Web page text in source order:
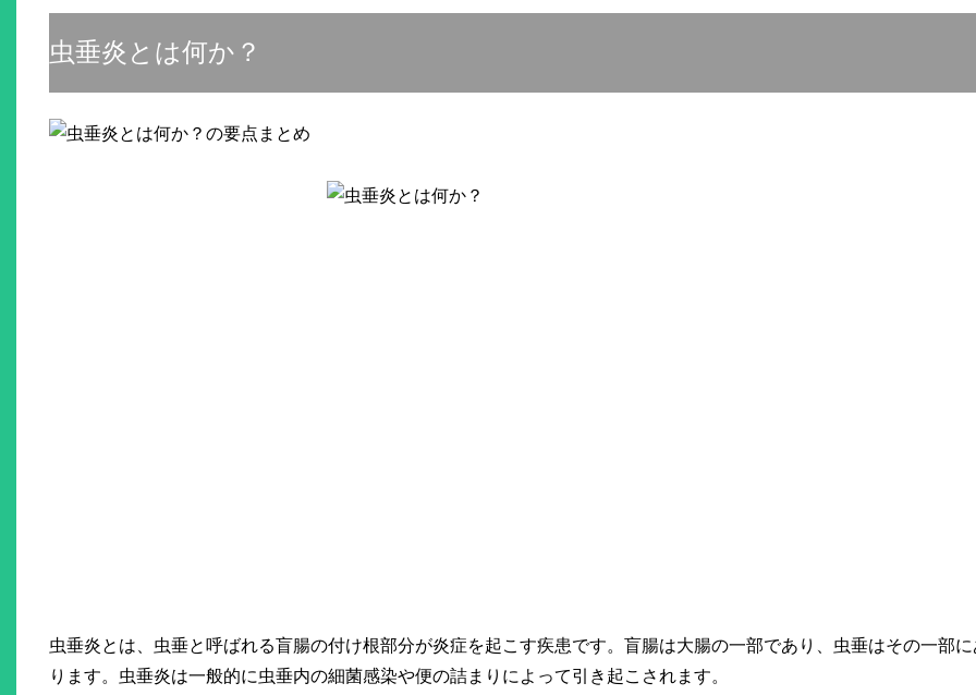
虫垂炎とは何か？
虫垂炎とは、虫垂と呼ばれる盲腸の付け根部分が炎症を起こす疾患です。盲腸は大腸の一部であり、虫垂はその一部に
ります。虫垂炎は一般的に虫垂内の細菌感染や便の詰まりによって引き起こされます。